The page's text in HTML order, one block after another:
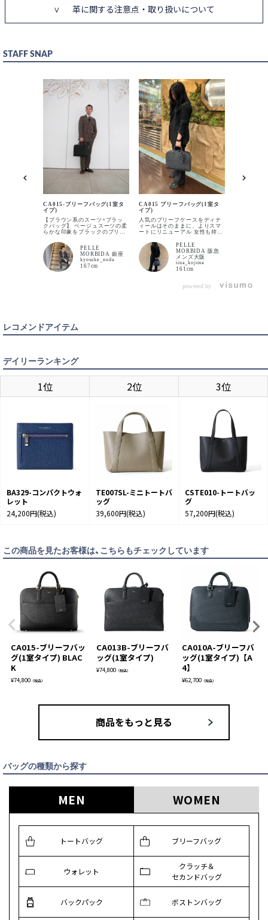
BLACK カートに入れる
DARK BROWN カートに入れる
TAUPE カートに入れる
カートに入れる
革に関する注意点・取り扱いについて
STAFF SNAP
CA015-ブリーフバッグ(1室タ
イプ)
【ブラウン系のスーツ×ブラッ
クバッグ】 ベージュスーツの柔
らかな印象をブラックのブリー
ング。 ゴールドの金具がさりげ
ない高級感を添え、上品なアク
セントとして全体の格上げをし
てくれます。 ビジネスシーンは
もちろん会食やジャケットスタ
イルにも自然に馴染む大人の余
PELLE
MORBIDA 銀座
kyosuke_noda
167cm
CA015 ブリーフバッグ(1室タ
イプ)
人気のブリーフケースをディテ
ィールはそのままに、よりスマ
ートにリニューアル 女性も持ち
グになっており、スッキリスマ
ートに収納できる内装。 ポケッ
トにはウレタンが入っているの
でスマホなど、ペン差しもござ
いますのでお仕事にとても便利
です。 ボトムは底びょう付きで
納部にジップ付のポケットがあ
PELLE
MORBIDA 阪急
メンズ大阪
iina_kojima
161cm
powered by
レコメンドアイテム
デイリーランキング
1位 2位 3位
BA329-コンパクトウォ
レット
24,200円(税込)
TE007SL-ミニトートバ
ッグ
39,600円(税込)
CSTE010-トートバッ
グ
57,200円(税込)
この商品を見たお客様は、こちらもチェックしています
CA015-ブリーフバッ
グ(1室タイプ) BLAC
K
¥74,800 （税込）
CA013B-ブリーフバ
ッグ(1室タイプ)
¥74,800 （税込）
CA010A-ブリーフバ
ッグ(1室タイプ)【A
4】
¥62,700 （税込）
商品をもっと見る
バッグの種類から探す
MEN WOMEN
トートバッグ ブリーフバッグ
ウォレット
クラッチ＆
セカンドバッグ
バックパック ボストンバッグ